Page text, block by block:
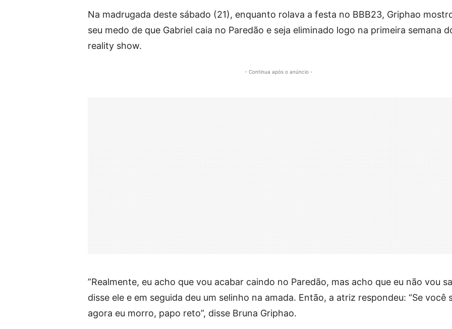
Na madrugada deste sábado (21), enquanto rolava a festa no BBB23, Griphao
seu medo de que Gabriel caia no Paredão e seja eliminado logo na primeira semana
reality show.
- Continua após o anúncio -
”Realmente, eu acho que vou acabar caindo no Paredão, mas acho que eu não vou
disse ele e em seguida deu um selinho na amada. Então, a atriz respondeu: “Se você
agora eu morro, papo reto”, disse Bruna Griphao.